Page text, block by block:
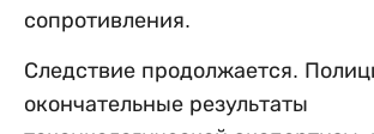
сопротивления.
Следствие продолжается.
окончательные результаты